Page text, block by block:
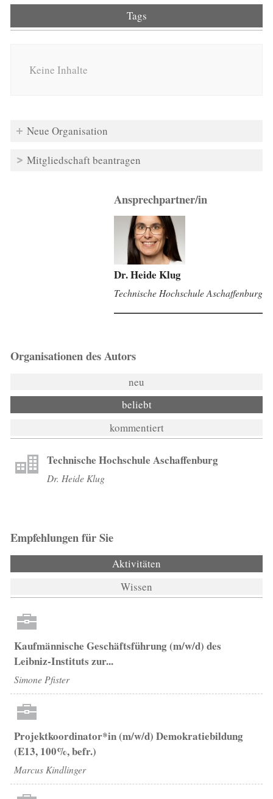
Tags
Keine Inhalte
Neue Organisation
Mitgliedschaft beantragen
Ansprechpartner/in
Dr. Heide Klug
Technische Hochschule Aschaffenburg
Organisationen des Autors
neu
beliebt
kommentiert
Technische Hochschule Aschaffenburg
Dr. Heide Klug
Empfehlungen für Sie
Aktivitäten
Wissen
Kaufmännische Geschäftsführung (m/w/d) des
Leibniz-Instituts zur...
Simone Pfister
Projektkoordinator*in (m/w/d) Demokratiebildung
(E13, 100%, befr.)
Marcus Kindlinger